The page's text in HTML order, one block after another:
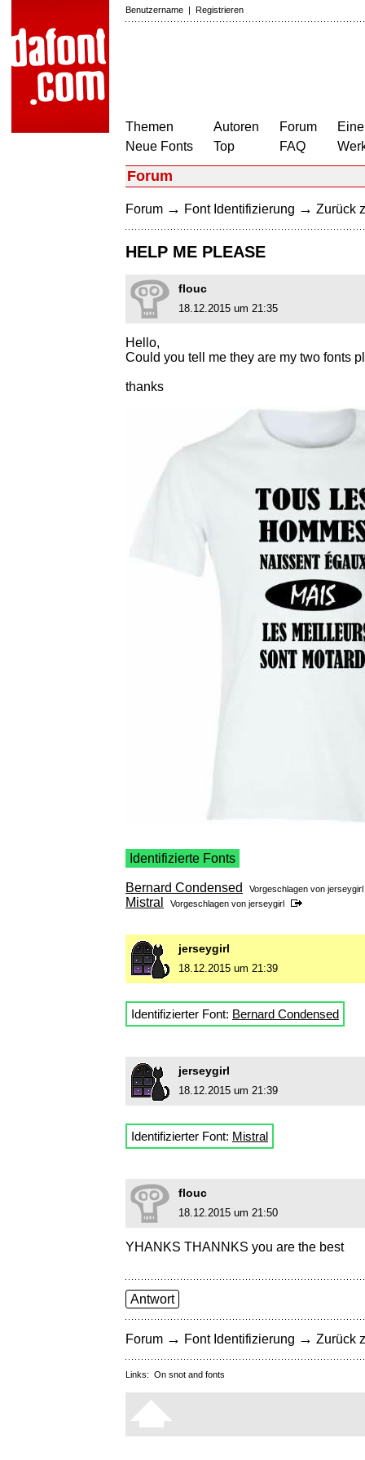
Benutzername | Registrieren
Themen
Neue Fonts
Autoren
Top
Forum
FAQ
Forum
Forum → Font Identifizierung → Zurück
HELP ME PLEASE
flouc
18.12.2015 um 21:35
Hello,
Could you tell me they are my two fonts
thanks
Identifizierte Fonts
Bernard Condensed Vorgeschlagen von jerseygirl
Mistral Vorgeschlagen von jerseygirl
jerseygirl
18.12.2015 um 21:39
Identifizierter Font: Bernard Condensed
jerseygirl
18.12.2015 um 21:39
Identifizierter Font: Mistral
flouc
18.12.2015 um 21:50
YHANKS THANNKS you are the best
Antwort
Forum → Font Identifizierung → Zurück
Links: On snot and fonts